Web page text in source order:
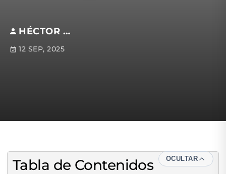
HÉCTOR M. MEZA CURIEL
12 SEP, 2025
Tabla de Contenidos OCULTAR